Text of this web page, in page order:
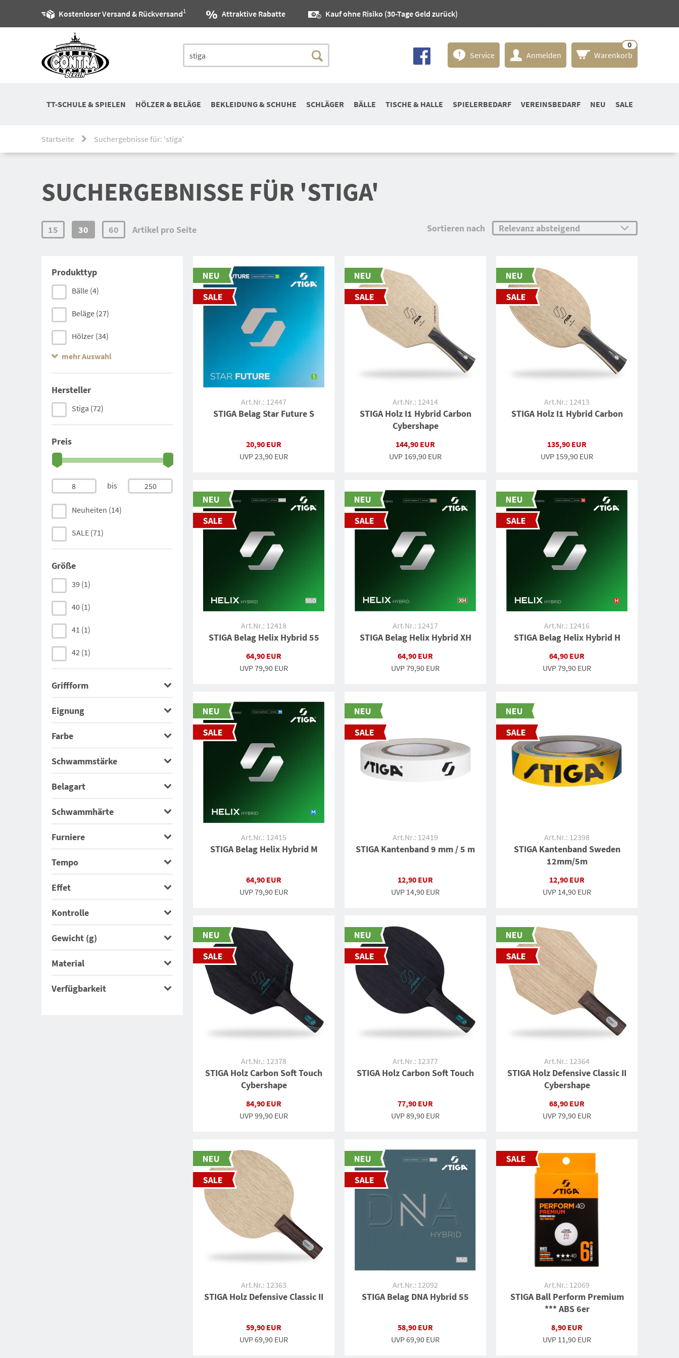
Kostenloser Versand & Rückversand1 Attraktive Rabatte Kauf ohne Risiko (30-Tage Geld zurück)
Service Anmelden Warenkorb
0
TT-SCHULE & SPIELEN HÖLZER & BELÄGE BEKLEIDUNG & SCHUHE SCHLÄGER BÄLLE TISCHE & HALLE SPIELERBEDARF VEREINSBEDARF NEU SALE
Startseite Suchergebnisse für: 'stiga'
SUCHERGEBNISSE FÜR 'STIGA'
Produkttyp
Bälle (4)
Beläge (27)
Hölzer (34)
Schuhe(1)
mehr Auswahl
Hersteller
Stiga (72)
Preis
8 bis 250
Neuheiten (14)
SALE (71)
Größe
39 (1)
40 (1)
41 (1)
42 (1)
Griffform
Eignung
Farbe
Schwammstärke
Belagart
Schwammhärte
Furniere
Tempo
Effet
Kontrolle
Gewicht (g)
Material
Verfügbarkeit
15 30 60 Artikel pro Seite Sortieren nach
Art.Nr.: 12447
STIGA Belag Star Future S
20,90 EUR
UVP23,90 EUR
Art.Nr.: 12414
STIGA Holz I1 Hybrid Carbon
Cybershape
144,90 EUR
UVP 169,90 EUR
Art.Nr.: 12413
STIGA Holz I1 Hybrid Carbon
135,90 EUR
UVP 159,90 EUR
Art.Nr.: 12418
STIGA Belag Helix Hybrid 55
64,90 EUR
UVP79,90 EUR
Art.Nr.: 12417
STIGA Belag Helix Hybrid XH
64,90 EUR
UVP79,90 EUR
Art.Nr.: 12416
STIGA Belag Helix Hybrid H
64,90 EUR
UVP79,90 EUR
Art.Nr.: 12415
STIGA Belag Helix Hybrid M
64,90 EUR
UVP79,90 EUR
Art.Nr.: 12419
STIGA Kantenband 9 mm / 5 m
12,90 EUR
UVP 14,90 EUR
Art.Nr.: 12398
STIGA Kantenband Sweden
12mm/5m
12,90 EUR
UVP 14,90 EUR
Art.Nr.: 12378
STIGA Holz Carbon Soft Touch
Cybershape
84,90 EUR
UVP99,90 EUR
Art.Nr.: 12377
STIGA Holz Carbon Soft Touch
77,90 EUR
UVP89,90 EUR
Art.Nr.: 12364
STIGA Holz Defensive Classic II
Cybershape
68,90 EUR
UVP79,90 EUR
Art.Nr.: 12363
STIGA Holz Defensive Classic II
59,90 EUR
UVP69,90 EUR
Art.Nr.: 12092
STIGA Belag DNA Hybrid 55
58,90 EUR
UVP69,90 EUR
Art.Nr.: 12069
STIGA Ball Perform Premium
*** ABS 6er
8,90 EUR
UVP 11,90 EUR